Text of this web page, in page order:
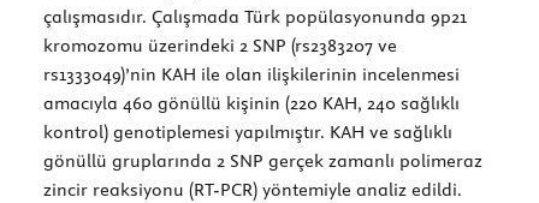
çalışmasıdır. Çalışmada Türk popülasyonunda 9p21
kromozomu üzerindeki 2 SNP (rs2383207 ve
rs1333049)’nin KAH ile olan ilişkilerinin incelenmesi
amacıyla 460 gönüllü kişinin (220 KAH, 240 sağlıklı
kontrol) genotiplemesi yapılmıştır. KAH ve sağlıklı
gönüllü gruplarında 2 SNP gerçek zamanlı polimeraz
zincir reaksiyonu (RT-PCR) yöntemiyle analiz edildi.